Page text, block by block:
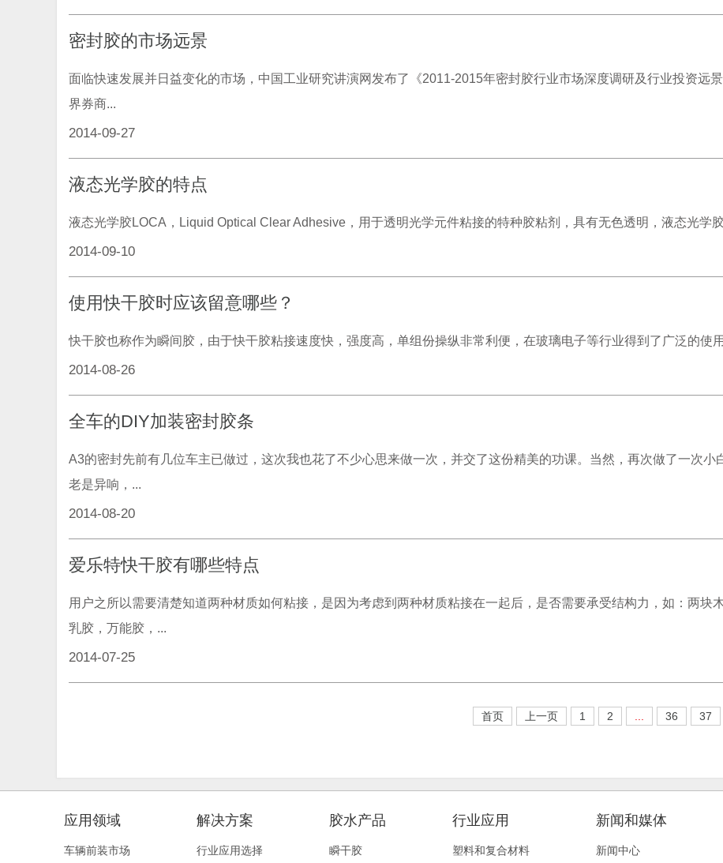
密封胶的市场远景
面临快速发展并日益变化的市场，中国工业研究讲演网发布了《2011-2015年密封胶行业市场深度调研及行业投资远
界券商...
2014-09-27
液态光学胶的特点
液态光学胶LOCA，Liquid Optical Clear Adhesive，用于透明光学元件粘接的特种胶粘剂，具有无色透明，液态光学
2014-09-10
使用快干胶时应该留意哪些？
快干胶也称作为瞬间胶，由于快干胶粘接速度快，强度高，单组份操纵非常利便，在玻璃电子等行业得到了广泛的使
2014-08-26
全车的DIY加装密封胶条
A3的密封先前有几位车主已做过，这次我也花了不少心思来做一次，并交了这份精美的功课。当然，再次做了一次
老是异响，...
2014-08-20
爱乐特快干胶有哪些特点
用户之所以需要清楚知道两种材质如何粘接，是因为考虑到两种材质粘接在一起后，是否需要承受结构力，如：两块
乳胶，万能胶，...
2014-07-25
首页 上一页 1 2 36 37
应用领域
车辆前装市场
解决方案
行业应用选择
胶水产品
瞬干胶
行业应用
塑料和复合材料
新闻和媒体
新闻中心